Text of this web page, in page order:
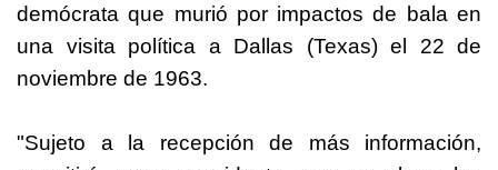
demócrata que murió por impactos de bala en
una visita política a Dallas (Texas) el 22 de
noviembre de 1963.
"Sujeto a la recepción de más información,